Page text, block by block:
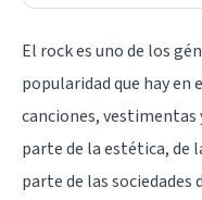
El rock es uno de los
popularidad que hay en
canciones, vestimentas
parte de la estética, de
parte de las sociedades